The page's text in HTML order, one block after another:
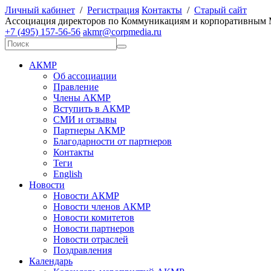
Личный кабинет / Регистрация Контакты / Старый сайт
Ассоциация директоров по Коммуникациям и корпоративным
+7 (495) 157-56-56 akmr@corpmedia.ru
АКМР
Об ассоциации
Правление
Члены АКМР
Вступить в АКМР
СМИ и отзывы
Партнеры АКМР
Благодарности от партнеров
Контакты
Теги
English
Новости
Новости АКМР
Новости членов АКМР
Новости комитетов
Новости партнеров
Новости отраслей
Поздравления
Календарь